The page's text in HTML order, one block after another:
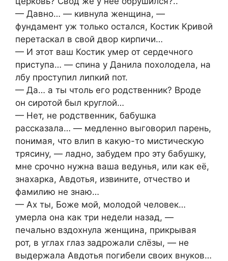
— Давно… — кивнула женщина, —
фундамент уж только остался, Костик Кривой
перетаскал в свой двор кирпичи…
— И этот ваш Костик умер от сердечного
приступа… — спина у Данила похолодела, на
лбу проступил липкий пот.
— Да… а ты чтоль его родственник? Вроде
он сиротой был круглой…
— Нет, не родственник, бабушка
рассказала… — медленно выговорил парень,
понимая, что влип в какую-то мистическую
трясину, — ладно, забудем про эту бабушку,
мне срочно нужна ваша ведунья, или как её,
знахарка, Авдотья, извините, отчество и
фамилию не знаю…
— Ах ты, Боже мой, молодой человек…
умерла она как три недели назад, —
печально вздохнула женщина, прикрывая
рот, в углах глаз задрожали слёзы, — не
выдержала Авдотья погибели своих внуков…